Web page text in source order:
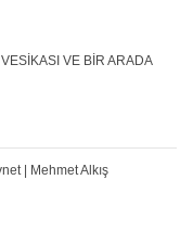
VE BİR ARADA
| Mehmet Alkış